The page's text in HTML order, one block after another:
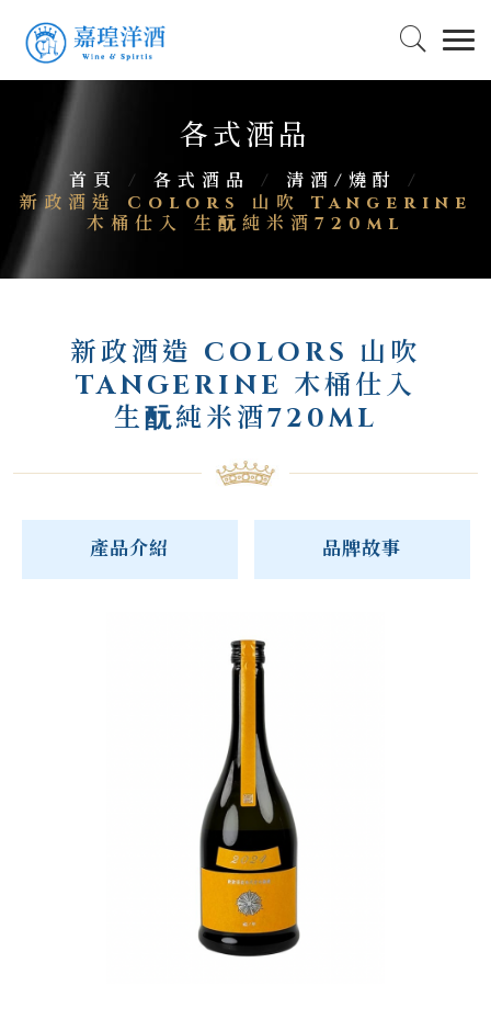
各式酒品
首頁 / 各式酒品 / 清酒/燒酎
/
新政酒造 Colors 山吹 Tangerine
木桶仕入 生酛純米酒720ml
新政酒造 COLORS 山吹
TANGERINE 木桶仕入
生酛純米酒720ML
產品介紹 品牌故事